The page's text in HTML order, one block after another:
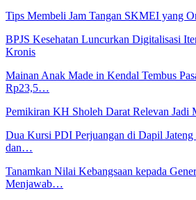
Tips Membeli Jam Tangan SKMEI yang
BPJS Kesehatan Luncurkan Digitalisasi
Kronis
Mainan Anak Made in Kendal Tembus
Rp23,5…
Pemikiran KH Sholeh Darat Relevan
Dua Kursi PDI Perjuangan di Dapil
dan…
Tanamkan Nilai Kebangsaan kepada
Menjawab…